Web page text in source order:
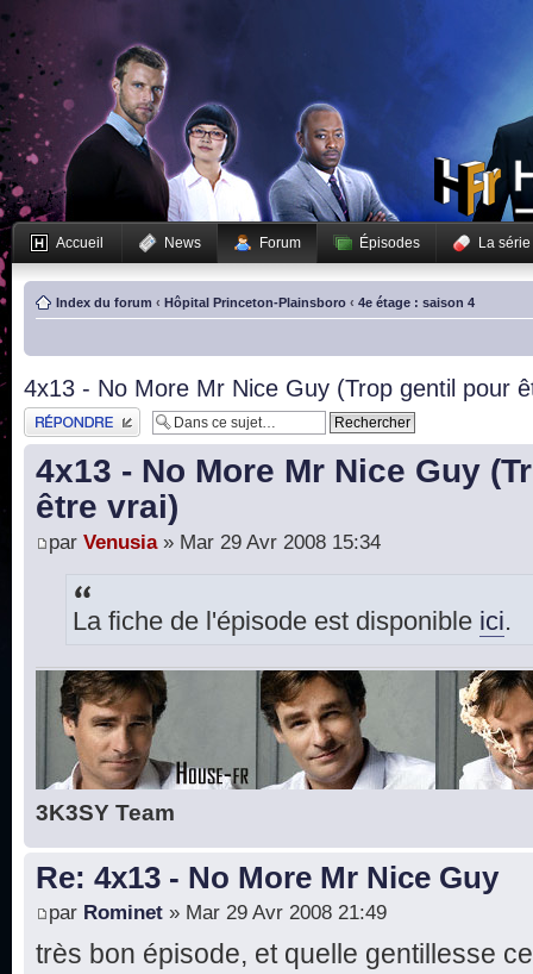
Accueil News Forum Épisodes La série
Index du forum ‹ Hôpital Princeton-Plainsboro ‹ 4e étage : saison 4
4x13 - No More Mr Nice Guy (Trop gentil pour
Publier une réponse
4x13 - No More Mr Nice Guy
être vrai)
par Venusia» Mar 29 Avr 2008 15:34
La fiche de l'épisode est disponible ici.
3K3SY Team
Re: 4x13 - No More Mr Nice Guy
par Rominet » Mar 29 Avr 2008 21:49
très bon épisode, et quelle gentillesse